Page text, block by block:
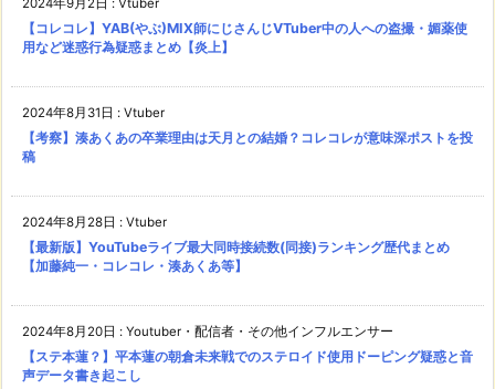
【コレコレ】YAB(やぶ)MIX師にじさんじVTuber中の人への盗撮・媚薬使
用など迷惑行為疑惑まとめ【炎上】
2024年8月31日 : Vtuber
【考察】湊あくあの卒業理由は天月との結婚？コレコレが意味深ポストを投
稿
2024年8月28日 : Vtuber
【最新版】YouTubeライブ最大同時接続数(同接)ランキング歴代まとめ
【加藤純一・コレコレ・湊あくあ等】
2024年8月20日 : Youtuber・配信者・その他インフルエンサー
【ステ本蓮？】平本蓮の朝倉未来戦でのステロイド使用ドーピング疑惑と音
声データ書き起こし